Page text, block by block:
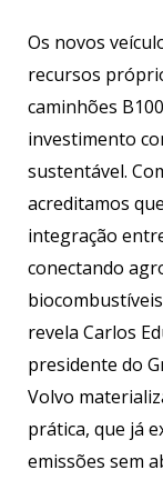
Os novos
recursos
caminhões
investimento
sustentável.
acreditamos
integração
conectando
revela Carlos
presidente do
Volvo
prática, que já
emissões sem